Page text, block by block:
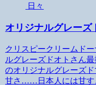
日々
オリジナルグレーズ
クリスピークリームド
ルグレーズドオトさん
のオリジナルグレーズド
甘さ……日本人には甘す